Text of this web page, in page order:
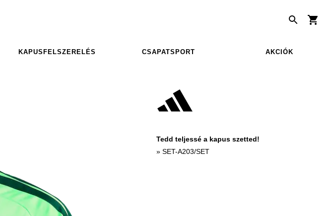
KAPUSFELSZERELÉS CSAPATSPORT AKCIÓK
Tedd teljessé a kapus szetted!
» SET-A203/SET